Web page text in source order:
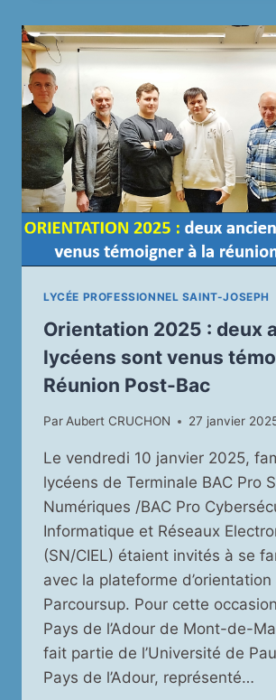
ET
DES
LYCÉES
NOTRE
COLLÈGE
ET
NOTRE
LYCÉE
SE
DISTINGUENT
DANS
LES
!
LYCÉE PROFESSIONNEL SAINT-JOSEPH
Orientation 2025 : deux
lycéens sont venus
Réunion Post-Bac
Par Aubert CRUCHON 27 janvier
Le vendredi 10 janvier 2025,
lycéens de Terminale BAC Pro
Numériques /BAC Pro
Informatique et Réseaux
(SN/CIEL) étaient invités à se
avec la plateforme d’orientation
Parcoursup. Pour cette
Pays de l’Adour de Mont-de-
fait partie de l’Université de
Pays de l’Adour, représenté…